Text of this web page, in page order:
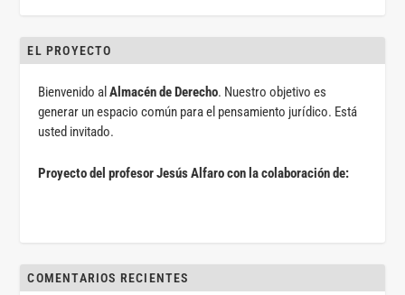
EL PROYECTO
Bienvenido alAlmacén de Derecho. Nuestro objetivo es
generar un espacio común para el pensamiento jurídico. Está
usted invitado.
Proyecto del profesor Jesús Alfaro con la colaboración de:
COMENTARIOS RECIENTES